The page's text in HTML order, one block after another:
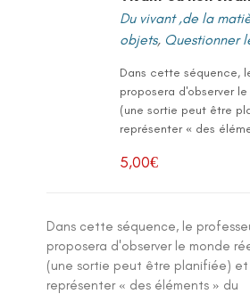
Du vivant ,de la
objets, Questionner
Dans cette séquence,
proposera d'observer
(une sortie peut être
représenter « des
5,00€
Dans cette séquence, le
proposera d'observer le monde
(une sortie peut être planifiée) et
représenter « des éléments » du